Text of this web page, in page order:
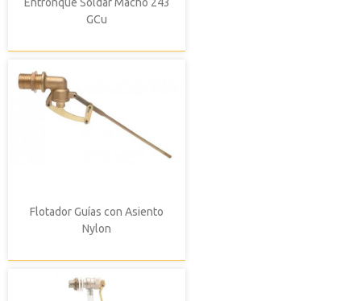
GCu
Flotador Guías con Asiento
Nylon